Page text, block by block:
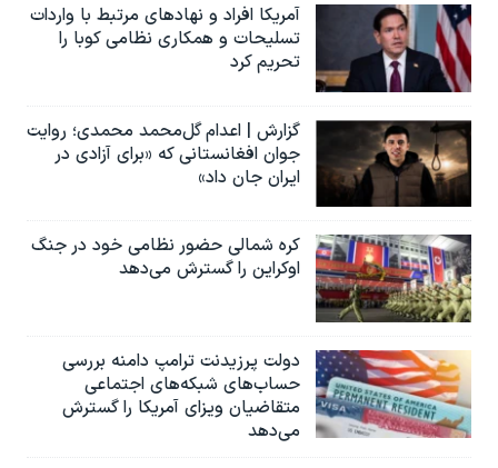
آمریکا افراد و نهادهای مرتبط با واردات
تسلیحات و همکاری نظامی کوبا را
تحریم کرد
گزارش | اعدام گل‌محمد محمدی؛ روایت
جوان افغانستانی که «برای آزادی در
ایران جان داد»
کره شمالی حضور نظامی خود در جنگ
اوکراین را گسترش می‌دهد
دولت پرزیدنت ترامپ دامنه بررسی
حساب‌های شبکه‌های اجتماعی
متقاضیان ویزای آمریکا را گسترش
می‌دهد